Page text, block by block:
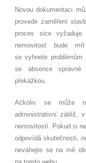
Novou dokumentaci
provede zaměření
proces sice
nemovitost bude
se vyhnete
se absence správné
překážkou.
Ačkoliv se může
administrativní zátěž,
nemovitostí. Pokud si
odpovídá skutečnosti,
neváhejte se na mě